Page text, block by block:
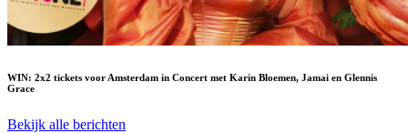
WIN: 2x2 tickets voor Amsterdam in Concert met Karin Bloemen, Jamai en Glennis
Grace
Bekijk alle berichten